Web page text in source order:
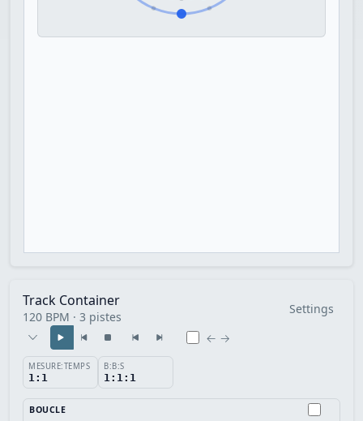
Track Container
120 BPM · 3 pistes
Settings
← →
MESURE:TEMPS
1:1
B:B:S
1:1:1
BOUCLE